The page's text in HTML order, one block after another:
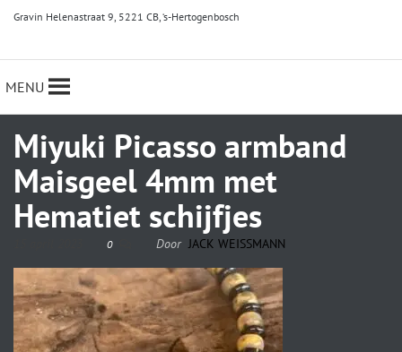
Gravin Helenastraat 9, 5221 CB, ‘s-Hertogenbosch
MENU
Miyuki Picasso armband
Maisgeel 4mm met
Hematiet schijfjes
0 Door JACK WEISSMANN